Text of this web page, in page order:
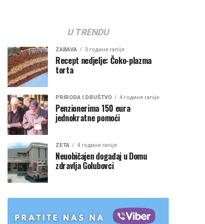
U TRENDU
ZABAVA 3 године ranije
Recept nedjelje: Čoko-plazma
torta
PRIRODA I DRUŠTVO 4 године ranije
Penzionerima 150 eura
jednokratne pomoći
ZETA 4 године ranije
Neuobičajen događaj u Domu
zdravlja Golubovci